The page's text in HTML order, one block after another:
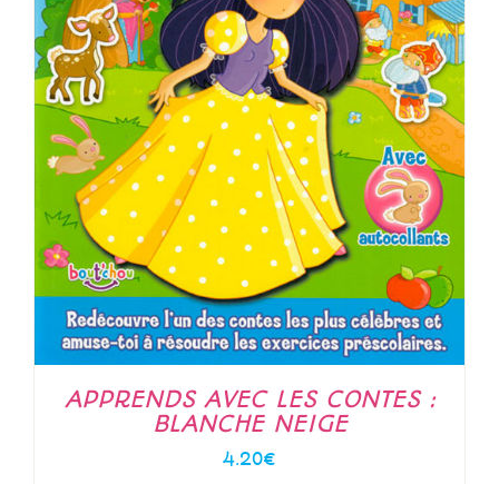
APPRENDS AVEC LES CONTES :
BLANCHE NEIGE
4.20€